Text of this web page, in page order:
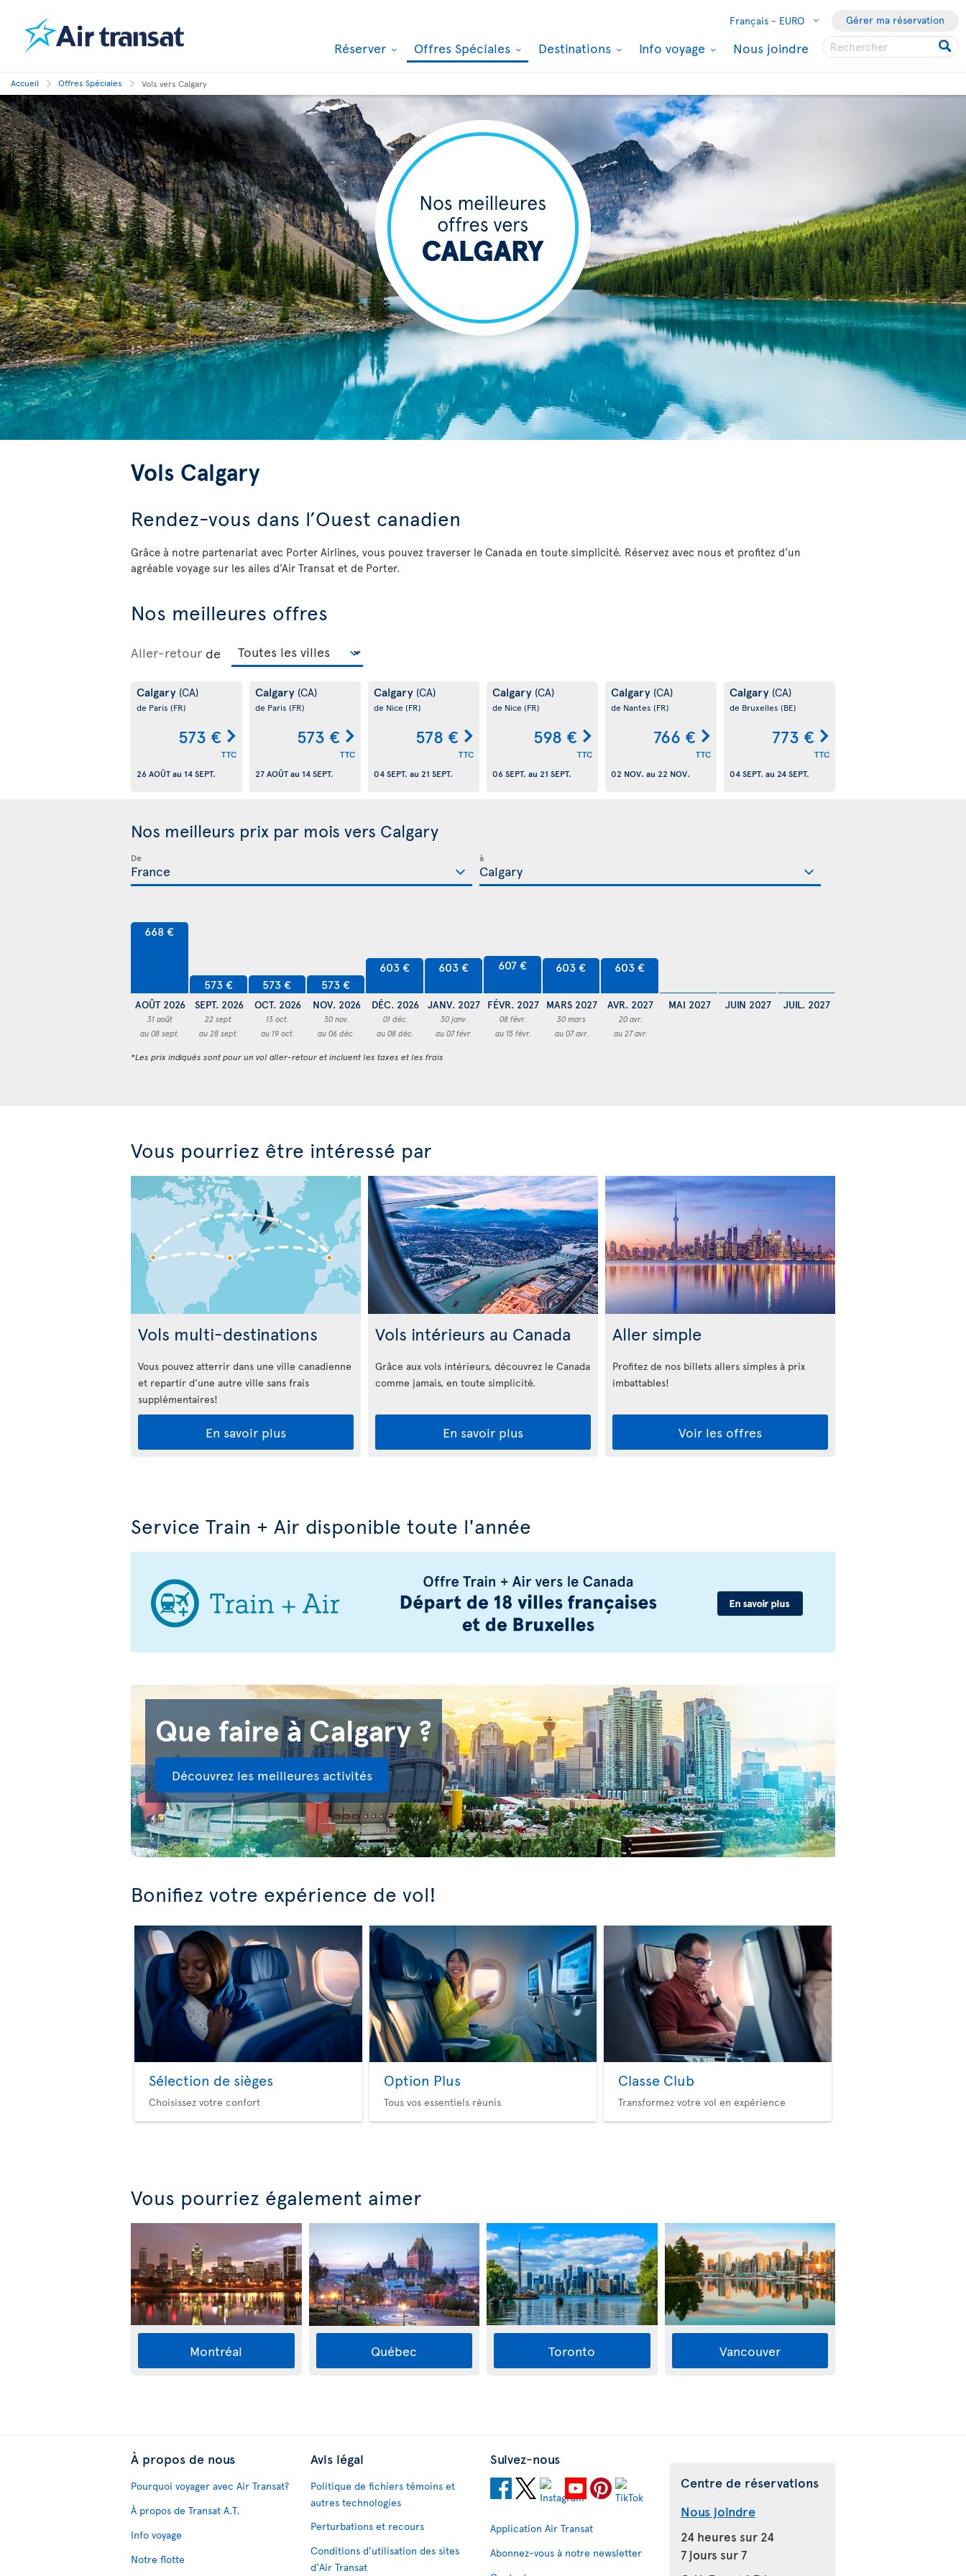
Français - EURO Gérer ma réservation
Réserver Offres Spéciales Destinations Info voyage Nous joindre
Accueil Offres Spéciales Vols vers Calgary
Vols Calgary
Rendez-vous dans l’Ouest canadien
Grâce à notre partenariat avec Porter Airlines, vous pouvez traverser le Canada en toute simplicité. Réservez avec nous et profitez d’un
agréable voyage sur les ailes d’Air Transat et de Porter.
Nos meilleures offres
Aller-retour de
Calgary (CA)
de Paris (FR)
573 €
TTC
26 AOÛTau 14 SEPT.
Calgary (CA)
de Paris (FR)
573 €
TTC
27 AOÛTau 14 SEPT.
Calgary (CA)
de Nice (FR)
578 €
TTC
04 SEPT. au 21 SEPT.
Calgary (CA)
de Nice (FR)
598 €
TTC
06 SEPT. au 21 SEPT.
Calgary (CA)
de Nantes (FR)
766 €
TTC
02 NOV. au 22 NOV.
Calgary (CA)
de Bruxelles (BE)
773 €
TTC
04 SEPT. au 24 SEPT.
Nos meilleurs prix par mois vers Calgary
De à
668 €
AOÛT 2026
31 août
au 08 sept.
573 €
SEPT. 2026
22 sept.
au 28 sept.
573 €
OCT. 2026
13 oct.
au 19 oct.
573 €
NOV. 2026
30 nov.
au 06 déc.
603 €
DÉC. 2026
01 déc.
au 08 déc.
603 €
JANV. 2027
30 janv.
au 07 févr.
607 €
FÉVR. 2027
08 févr.
au 15 févr.
603 €
MARS 2027
30 mars
au 07 avr.
603 €
AVR. 2027
20 avr.
au 27 avr.
MAI 2027 JUIN 2027 JUIL. 2027
*Les prix indiqués sont pour un vol aller-retour et incluent les taxes et les frais
Vous pourriez être intéressé par
Vols multi-destinations
Vous pouvez atterrir dans une ville canadienne
et repartir d'une autre ville sans frais
supplémentaires!
En savoir plus
Vols intérieurs au Canada
Grâce aux vols intérieurs, découvrez le Canada
comme jamais, en toute simplicité.
En savoir plus
Aller simple
Profitez de nos billets allers simples à prix
imbattables!
Voir les offres
Service Train + Air disponible toute l'année
Que faire à Calgary ?
Découvrez les meilleures activités
Bonifiez votre expérience de vol!
Sélection de sièges
Choisissez votre confort
Option Plus
Tous vos essentiels réunis
Classe Club
Transformez votre vol en expérience
Vous pourriez également aimer
Montréal Québec Toronto Vancouver
À propos de nous
Pourquoi voyager avec Air Transat?
À propos de Transat A.T.
Info voyage
Notre flotte
Avis légal
Politique de fichiers témoins et
autres technologies
Perturbations et recours
Conditions d’utilisation des sites
d'Air Transat
Suivez-nous
Application Air Transat
Abonnez-vous à notre newsletter
Centre de réservations
Nous joindre
24 heures sur 24
7 jours sur 7